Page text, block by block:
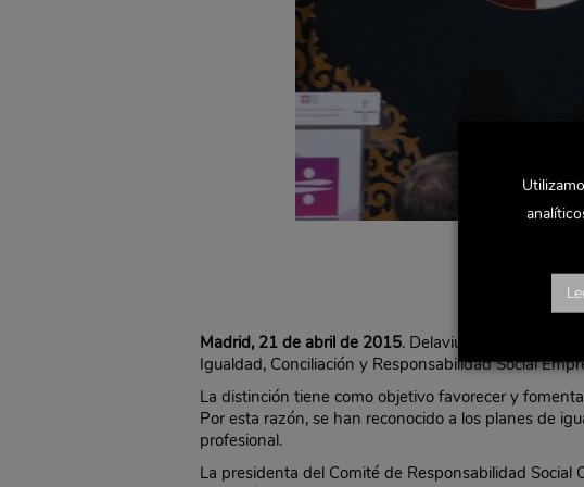
Madrid, 21 de abril de 2015. Delaviuda
Igualdad, Conciliación y Responsabilidad Social
La distinción tiene como objetivo favorecer y
Por esta razón, se han reconocido a los planes de
profesional.
La presidenta del Comité de Responsabilidad Social